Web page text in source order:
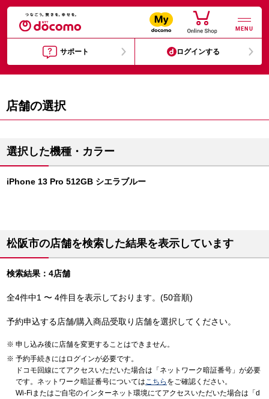
MENU
サポート ログインする
店舗の選択
選択した機種・カラー
iPhone 13 Pro 512GB シエラブルー
松阪市の店舗を検索した結果を表示しています
検索結果：4店舗
全4件中1 〜 4件目を表示しております。(50音順)
予約申込する店舗/購入商品受取り店舗を選択してください。
申し込み後に店舗を変更することはできません。
予約手続きにはログインが必要です。
ドコモ回線にてアクセスいただいた場合は「ネットワーク暗証番号」が必要
です。ネットワーク暗証番号についてはこちら をご確認ください。
Wi-Fiまたはご自宅のインターネット環境にてアクセスいただいた場合は「d